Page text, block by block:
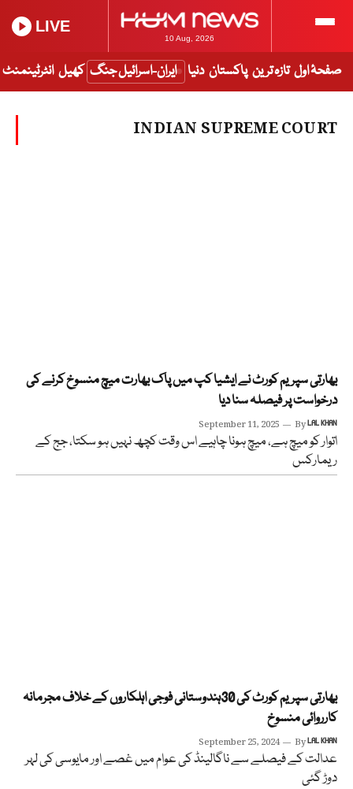
10 Aug, 2026
LIVE
صفحۂ اول تازہ ترین پاکستان دنیا ایران-اسرائیل جنگ کھیل انٹرٹینمنٹ
INDIAN SUPREME COURT
بھارتی سپریم کورٹ نے ایشیا کپ میں پاک بھارت میچ منسوخ کرنے کی
درخواست پر فیصلہ سنا دیا
September 11, 2025 ByLAL KHAN
اتوار کو میچ ہے، میچ ہونا چاہیے اس وقت کچھ نہیں ہو سکتا، جج کے
ریمارکس
بھارتی سپریم کورٹ کی 30ہندوستانی فوجی اہلکاروں کے خلاف مجرمانہ
کارروائی منسوخ
September 25, 2024 ByLAL KHAN
عدالت کے فیصلے سے ناگالینڈ کی عوام میں غصے اور مایوسی کی لہر
دوڑ گئی